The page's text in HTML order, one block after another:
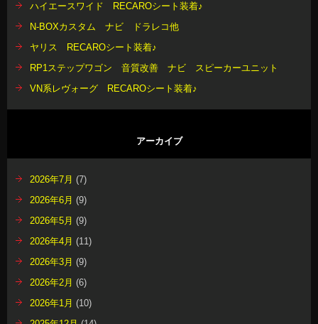
ハイエースワイド RECAROシート装着♪
N-BOXカスタム ナビ ドラレコ他
ヤリス RECAROシート装着♪
RP1ステップワゴン 音質改善 ナビ スピーカーユニット
VN系レヴォーグ RECAROシート装着♪
アーカイブ
2026年7月 (7)
2026年6月 (9)
2026年5月 (9)
2026年4月 (11)
2026年3月 (9)
2026年2月 (6)
2026年1月 (10)